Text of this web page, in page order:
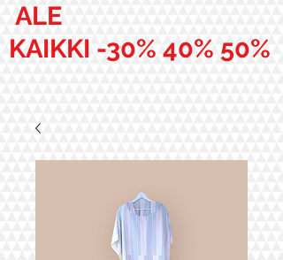
ALE
KAIKKI -30% 40% 50%